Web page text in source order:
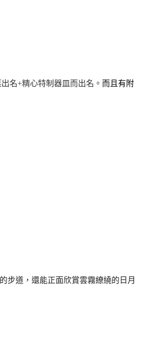
名+精心特制器皿而出名。 而且有附
步道，還能正面欣賞雲霧繚繞的日月